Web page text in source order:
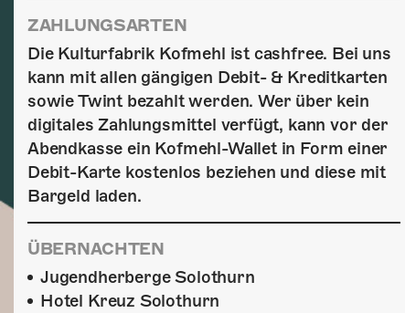
ZAHLUNGSARTEN
Die Kulturfabrik Kofmehl ist cashfree. Bei uns
kann mit allen gängigen Debit- & Kreditkarten
sowie Twint bezahlt werden. Wer über kein
digitales Zahlungsmittel verfügt, kann vor der
Abendkasse ein Kofmehl-Wallet in Form einer
Debit-Karte kostenlos beziehen und diese mit
Bargeld laden.
ÜBERNACHTEN
Jugendherberge Solothurn
Hotel Kreuz Solothurn